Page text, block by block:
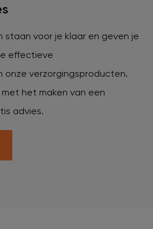
voor je klaar en geven je
effectieve
onze verzorgingsproducten.
het maken van een
advies.